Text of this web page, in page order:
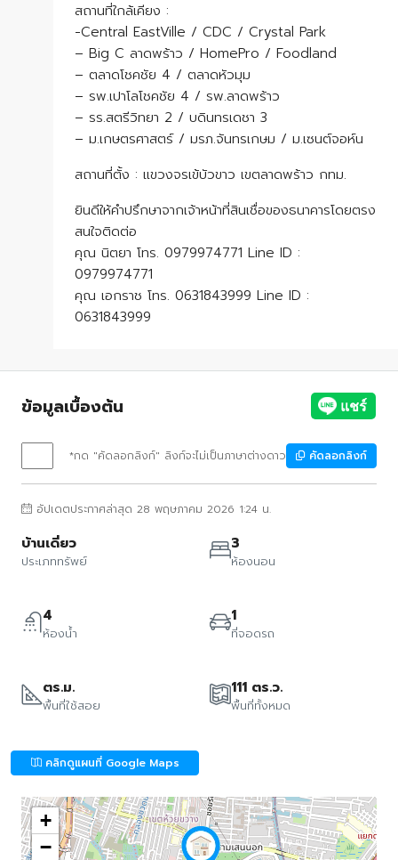
สถานที่ใกล้เคียง :
-Central EastVille / CDC / Crystal Park
– Big C ลาดพร้าว / HomePro / Foodland
– ตลาดโชคชัย 4 / ตลาดหัวมุม
– รพ.เปาโลโชคชัย 4 / รพ.ลาดพร้าว
– รร.สตรีวิทยา 2 / บดินทรเดชา 3
– ม.เกษตรศาสตร์ / มรภ.จันทรเกษม / ม.เซนต์จอห์น
สถานที่ตั้ง : แขวงจรเข้บัวขาว เขตลาดพร้าว กทม.
ยินดีให้คำปรึกษาจากเจ้าหน้าที่สินเชื่อของธนาคารโดยตรง
สนใจติดต่อ
คุณ นิตยา โทร. 0979974771 Line ID :
0979974771
คุณ เอกราช โทร. 0631843999 Line ID :
0631843999
ข้อมูลเบื้องต้น
*กด "คัดลอกลิงก์" ลิงก์จะไม่เป็นภาษาต่างดาว คัดลอกลิงก์
อัปเดตประกาศล่าสุด 28 พฤษภาคม 2026 1:24 น.
บ้านเดี่ยว
ประเภททรัพย์
3
ห้องนอน
4
ห้องน้ำ
1
ที่จอดรถ
ตร.ม.
พื้นที่ใช้สอย
111 ตร.ว.
พื้นที่ทั้งหมด
คลิกดูแผนที่ Google Maps
+
−